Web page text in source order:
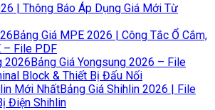
| Thông Báo Áp Dụng Giá Mới Từ
Bảng Giá MPE 2026 | Công Tắc Ổ Cắm,
– File PDF
Bảng Giá Yongsung 2026 – File
Block & Thiết Bị Đấu Nối
Bảng Giá Shihlin 2026 | File
Điện Shihlin